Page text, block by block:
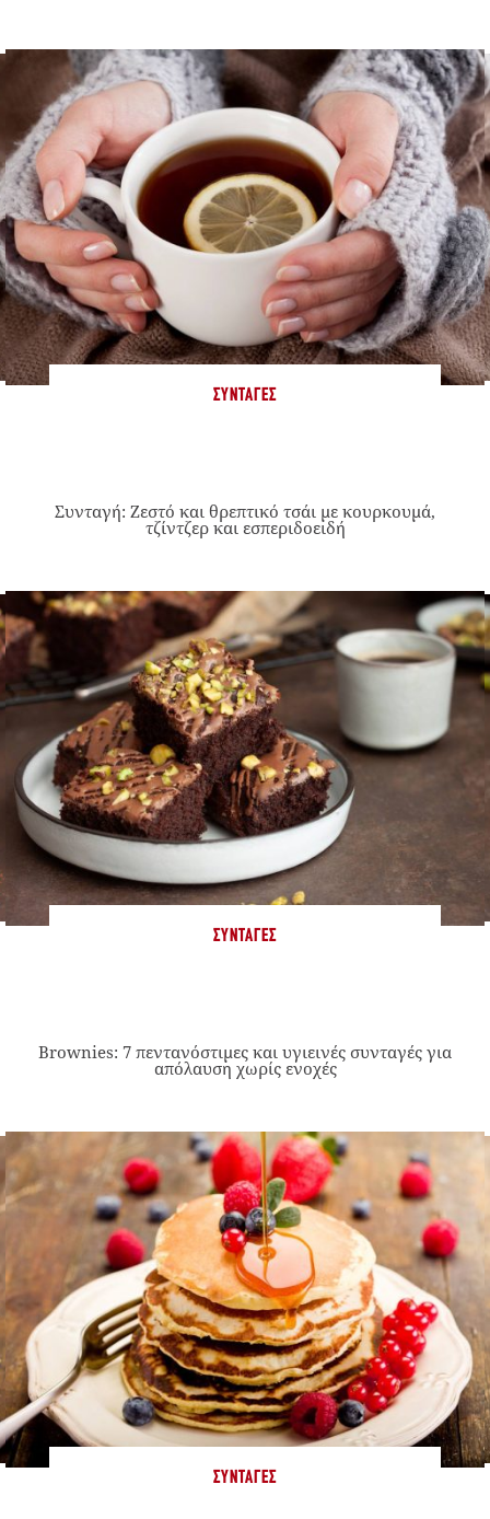
ΣΥΝΤΑΓΈΣ
Συνταγή: Ζεστό και θρεπτικό τσάι με κουρκουμά,
τζίντζερ και εσπεριδοειδή
ΣΥΝΤΑΓΈΣ
Brownies: 7 πεντανόστιμες και υγιεινές συνταγές για
απόλαυση χωρίς ενοχές
ΣΥΝΤΑΓΈΣ